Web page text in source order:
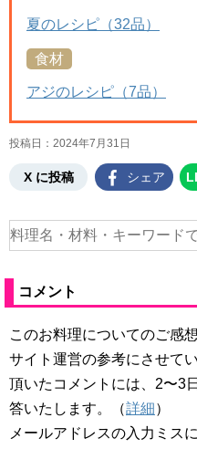
夏のレシピ（32品）
食材
アジのレシピ（7品）
投稿日： 2024年7月31日
X に投稿 シェア
コメント
このお料理についてのご感
サイト運営の参考にさせて
頂いたコメントには、2〜3
答いたします。（詳細）
メールアドレスの入力ミス